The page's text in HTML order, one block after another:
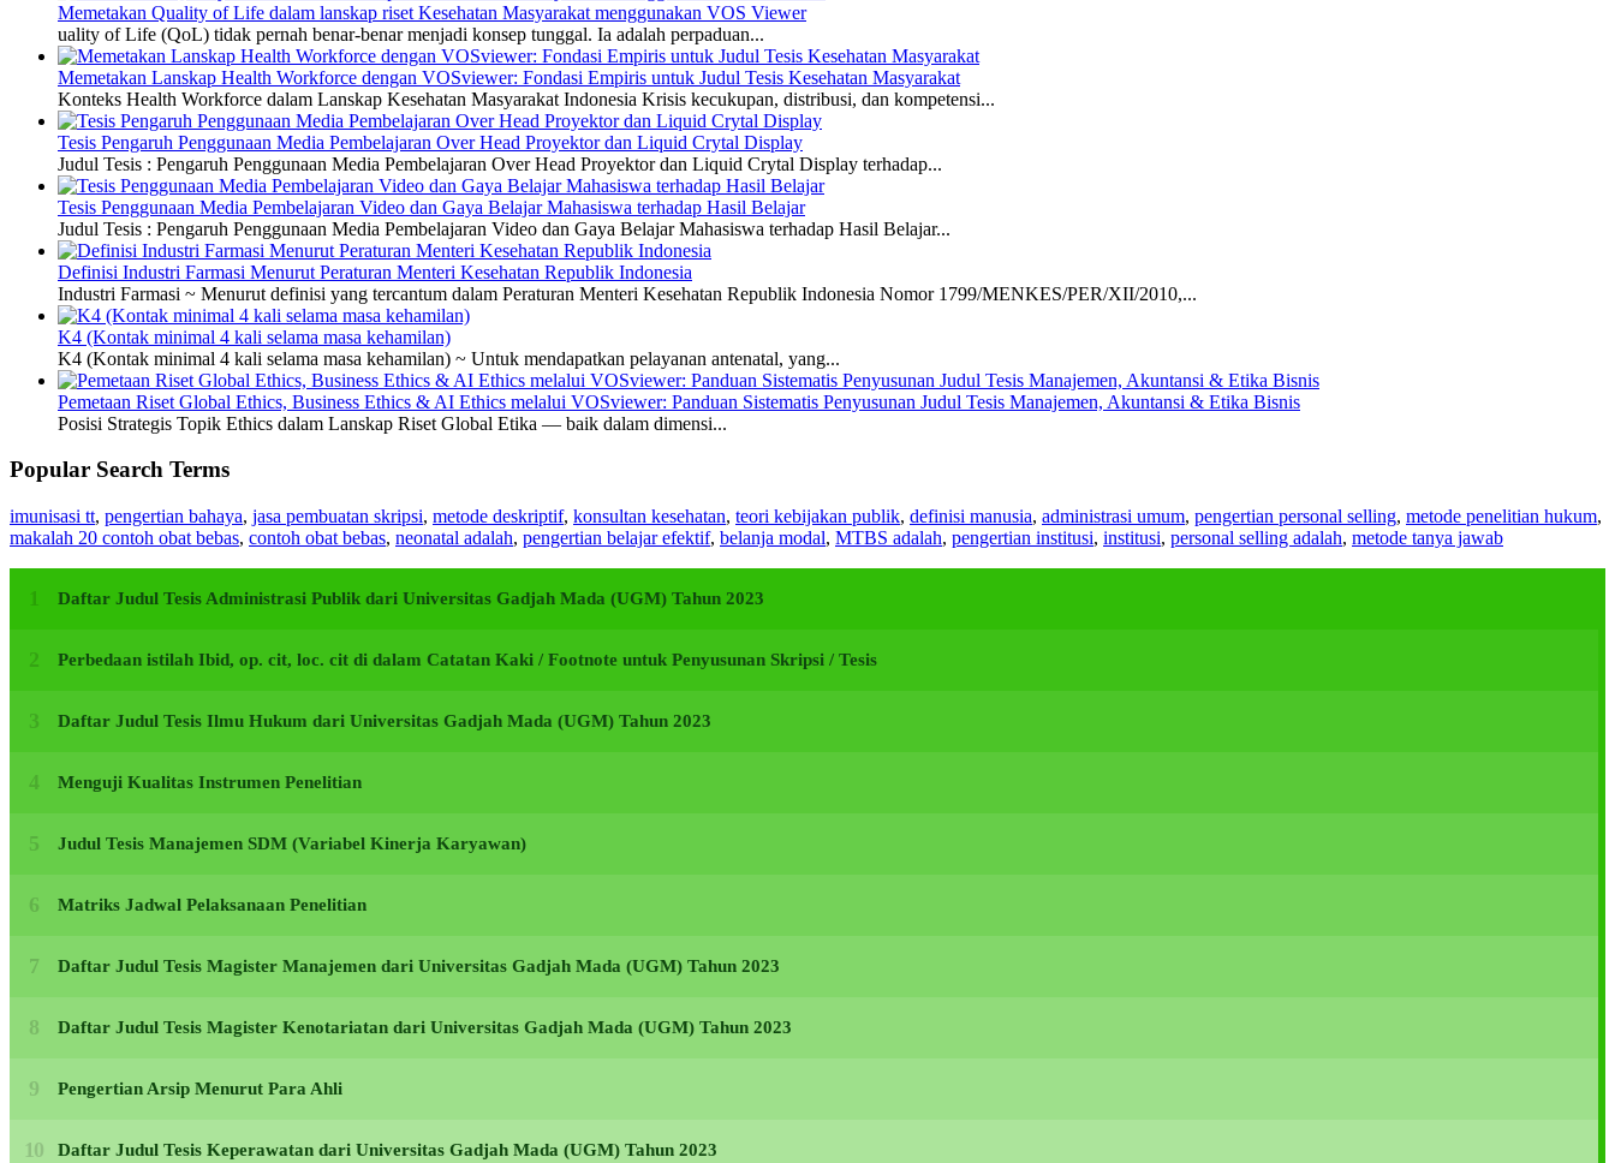
Memetakan Quality of Life dalam lanskap riset Kesehatan Masyarakat menggunakan VOS Viewer
uality of Life (QoL) tidak pernah benar-benar menjadi konsep tunggal. Ia adalah perpaduan...
Memetakan Lanskap Health Workforce dengan VOSviewer: Fondasi Empiris untuk Judul Tesis Kesehatan Masyarakat
Konteks Health Workforce dalam Lanskap Kesehatan Masyarakat Indonesia Krisis kecukupan, distribusi, dan kompetensi...
Tesis Pengaruh Penggunaan Media Pembelajaran Over Head Proyektor dan Liquid Crytal Display
Judul Tesis : Pengaruh Penggunaan Media Pembelajaran Over Head Proyektor dan Liquid Crytal Display terhadap...
Tesis Penggunaan Media Pembelajaran Video dan Gaya Belajar Mahasiswa terhadap Hasil Belajar
Judul Tesis : Pengaruh Penggunaan Media Pembelajaran Video dan Gaya Belajar Mahasiswa terhadap Hasil Belajar...
Definisi Industri Farmasi Menurut Peraturan Menteri Kesehatan Republik Indonesia
Industri Farmasi ~ Menurut definisi yang tercantum dalam Peraturan Menteri Kesehatan Republik Indonesia Nomor 1799/MENKES/PER/XII/2010,...
K4 (Kontak minimal 4 kali selama masa kehamilan)
K4 (Kontak minimal 4 kali selama masa kehamilan) ~ Untuk mendapatkan pelayanan antenatal, yang...
Pemetaan Riset Global Ethics, Business Ethics & AI Ethics melalui VOSviewer: Panduan Sistematis Penyusunan Judul Tesis Manajemen, Akuntansi & Etika Bisnis
Posisi Strategis Topik Ethics dalam Lanskap Riset Global Etika — baik dalam dimensi...
Popular Search Terms
imunisasi tt, pengertian bahaya, jasa pembuatan skripsi, metode deskriptif, konsultan kesehatan, teori kebijakan publik, definisi manusia, administrasi umum, pengertian personal selling, metode penelitian hukum,
makalah 20 contoh obat bebas, contoh obat bebas, neonatal adalah, pengertian belajar efektif, belanja modal, MTBS adalah, pengertian institusi, institusi, personal selling adalah, metode tanya jawab
Daftar Judul Tesis Administrasi Publik dari Universitas Gadjah Mada (UGM) Tahun 2023
Perbedaan istilah Ibid, op. cit, loc. cit di dalam Catatan Kaki / Footnote untuk Penyusunan Skripsi / Tesis
Daftar Judul Tesis Ilmu Hukum dari Universitas Gadjah Mada (UGM) Tahun 2023
Menguji Kualitas Instrumen Penelitian
Judul Tesis Manajemen SDM (Variabel Kinerja Karyawan)
Matriks Jadwal Pelaksanaan Penelitian
Daftar Judul Tesis Magister Manajemen dari Universitas Gadjah Mada (UGM) Tahun 2023
Daftar Judul Tesis Magister Kenotariatan dari Universitas Gadjah Mada (UGM) Tahun 2023
Pengertian Arsip Menurut Para Ahli
Daftar Judul Tesis Keperawatan dari Universitas Gadjah Mada (UGM) Tahun 2023